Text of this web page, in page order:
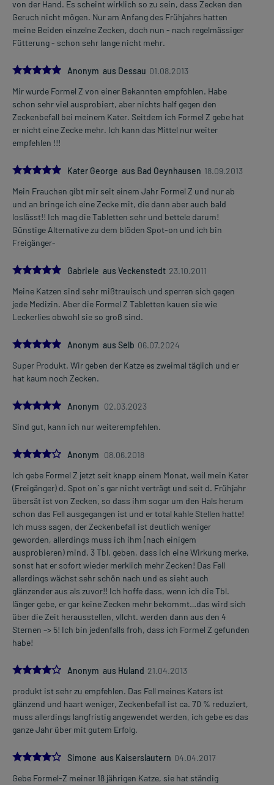
von der Hand. Es scheint wirklich so zu sein, dass Zecken den
Geruch nicht mögen. Nur am Anfang des Frühjahrs hatten
meine Beiden einzelne Zecken, doch nun - nach regelmässiger
Fütterung - schon sehr lange nicht mehr.
5.0Anonym aus Dessau 01.08.2013
Mir wurde Formel Z von einer Bekannten empfohlen. Habe
schon sehr viel ausprobiert, aber nichts half gegen den
Zeckenbefall bei meinem Kater. Seitdem ich Formel Z gebe hat
er nicht eine Zecke mehr. Ich kann das Mittel nur weiter
empfehlen !!!
5.0
Kater George aus Bad Oeynhausen 18.09.2013
Mein Frauchen gibt mir seit einem Jahr Formel Z und nur ab
und an bringe ich eine Zecke mit, die dann aber auch bald
loslässt!! Ich mag die Tabletten sehr und bettele darum!
Günstige Alternative zu dem blöden Spot-on und ich bin
Freigänger-
5.0
Gabriele aus Veckenstedt 23.10.2011
Meine Katzen sind sehr mißtrauisch und sperren sich gegen
jede Medizin. Aber die Formel Z Tabletten kauen sie wie
Leckerlies obwohl sie so groß sind.
5.0Anonym aus Selb 06.07.2024
Super Produkt. Wir geben der Katze es zweimal täglich und er
hat kaum noch Zecken.
5.0Anonym 02.03.2023
Sind gut, kann ich nur weiterempfehlen.
4.0Anonym 08.06.2018
Ich gebe Formel Z jetzt seit knapp einem Monat, weil mein Kater
(Freigänger) d. Spot onˋs gar nicht verträgt und seit d. Frühjahr
übersät ist von Zecken, so dass ihm sogar um den Hals herum
schon das Fell ausgegangen ist und er total kahle Stellen hatte!
Ich muss sagen, der Zeckenbefall ist deutlich weniger
geworden, allerdings muss ich ihm (nach einigem
ausprobieren) mind. 3 Tbl. geben, dass ich eine Wirkung merke,
sonst hat er sofort wieder merklich mehr Zecken! Das Fell
allerdings wächst sehr schön nach und es sieht auch
glänzender aus als zuvor!! Ich hoffe dass, wenn ich die Tbl.
länger gebe, er gar keine Zecken mehr bekommt…das wird sich
über die Zeit herausstellen, vllcht. werden dann aus den 4
Sternen –> 5! Ich bin jedenfalls froh, dass ich Formel Z gefunden
habe!
4.0Anonym aus Huland 21.04.2013
produkt ist sehr zu empfehlen. Das Fell meines Katers ist
glänzend und haart weniger, Zeckenbefall ist ca. 70 % reduziert,
muss allerdings langfristig angewendet werden, ich gebe es das
ganze Jahr über mit gutem Erfolg.
4.0
Simone aus Kaiserslautern 04.04.2017
Gebe Formel-Z meiner 18 jährigen Katze, sie hat ständig